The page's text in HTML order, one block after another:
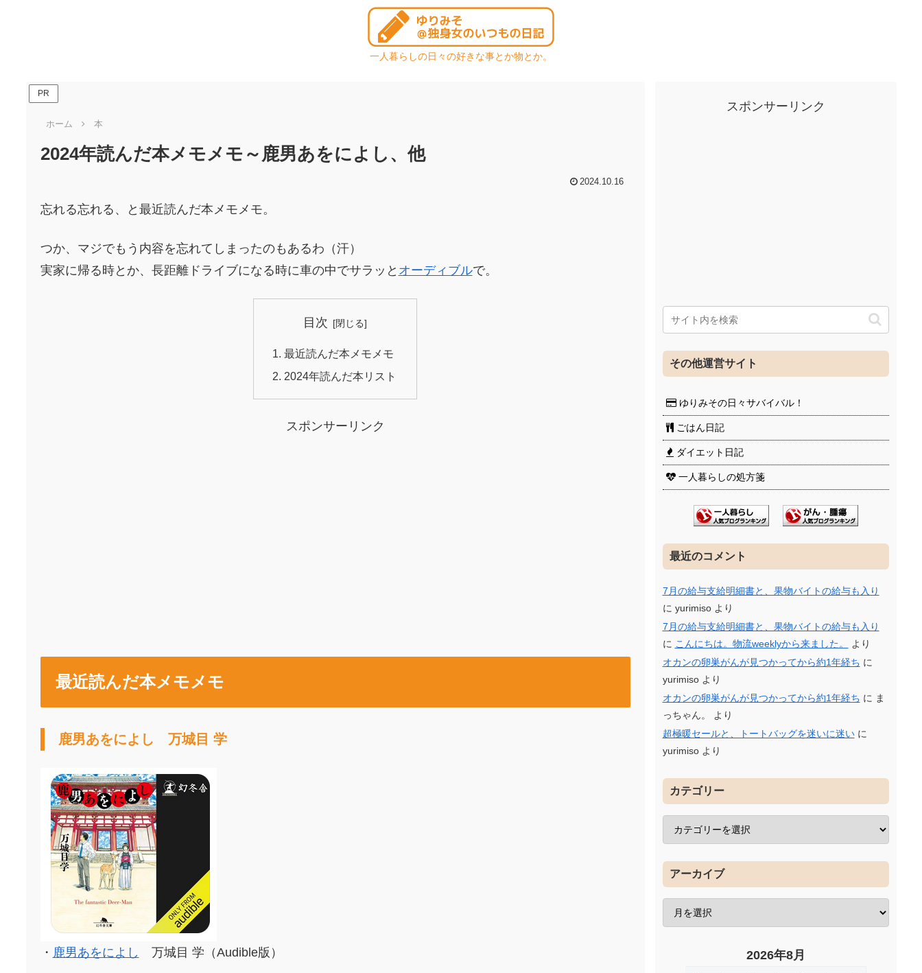
一人暮らしの日々の好きな事とか物とか。
PR
ホーム 本
2024年読んだ本メモメモ～鹿男あをによし、他
2024.10.16
忘れる忘れる、と最近読んだ本メモメモ。
つか、マジでもう内容を忘れてしまったのもあるわ（汗）
実家に帰る時とか、長距離ドライブになる時に車の中でサラッと オーディブルで。
目次
最近読んだ本メモメモ
2024年読んだ本リスト
スポンサーリンク
最近読んだ本メモメモ
鹿男あをによし 万城目 学
・ 鹿男あをによし 万城目 学 （Audible版）
スポンサーリンク
その他運営サイト
ゆりみその日々サバイバル！
ごはん日記
ダイエット日記
一人暮らしの処方箋
最近のコメント
7月の給与支給明細書と、果物バイトの給与も入り
に yurimisoより
7月の給与支給明細書と、果物バイトの給与も入り
に こんにちは。物流weeklyから来ました。
より
オカンの卵巣がんが見つかってから約1年経ち に
yurimisoより
オカンの卵巣がんが見つかってから約1年経ち に ま
っちゃん。
より
超極暖セールと、トートバッグを迷いに迷いに
yurimisoより
カテゴリー
アーカイブ
2026年8月